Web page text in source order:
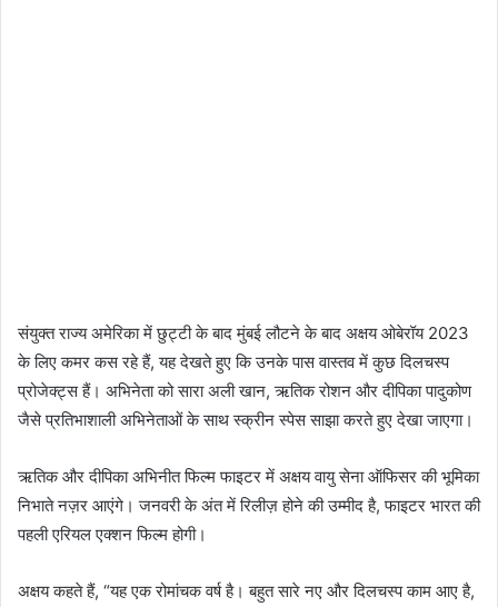
संयुक्त राज्य अमेरिका में छुट्टी के बाद मुंबई लौटने के बाद अक्षय ओबेरॉय 2023
के लिए कमर कस रहे हैं, यह देखते हुए कि उनके पास वास्तव में कुछ दिलचस्प
प्रोजेक्ट्स हैं। अभिनेता को सारा अली खान, ऋतिक रोशन और दीपिका पादुकोण
जैसे प्रतिभाशाली अभिनेताओं के साथ स्क्रीन स्पेस साझा करते हुए देखा जाएगा।
ऋतिक और दीपिका अभिनीत फिल्म फाइटर में अक्षय वायु सेना ऑफिसर की भूमिका
निभाते नज़र आएंगे। जनवरी के अंत में रिलीज़ होने की उम्मीद है, फाइटर भारत की
पहली एरियल एक्शन फिल्म होगी।
अक्षय कहते हैं, “यह एक रोमांचक वर्ष है। बहुत सारे नए और दिलचस्प काम आए है,